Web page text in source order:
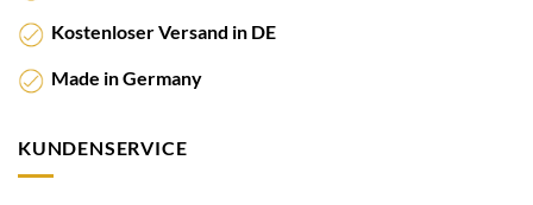
Kostenloser Versand in DE
Made in Germany
KUNDENSERVICE